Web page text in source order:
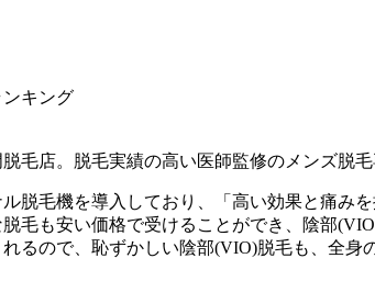
キング
毛店。脱毛実績の高い医師監修のメンズ脱
脱毛機を導入しており、「高い効果と痛み
毛も安い価格で受けることができ、陰部
るので、恥ずかしい陰部(VIO)脱毛も、全身